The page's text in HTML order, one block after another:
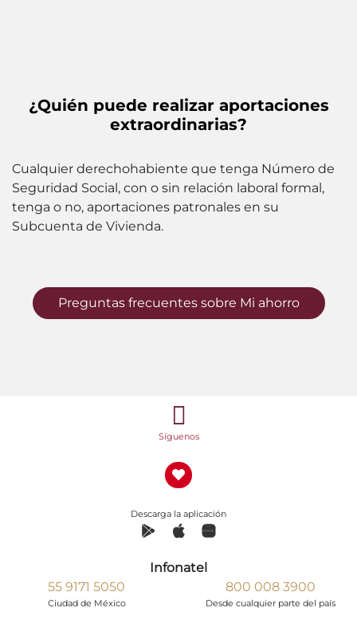
¿Quién puede realizar aportaciones
extraordinarias?
Cualquier derechohabiente que tenga Número de
Seguridad Social, con o sin relación laboral formal,
tenga o no, aportaciones patronales en su
Subcuenta de Vivienda.
Preguntas frecuentes sobre Mi ahorro
Síguenos
Descarga la aplicación
Infonatel
55 9171 5050
Ciudad de México
800 008 3900
Desde cualquier parte del país